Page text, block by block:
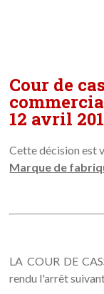
Cour de
12 avril
Cette décision est
Marque de
LA COUR DE
rendu l'arrêt